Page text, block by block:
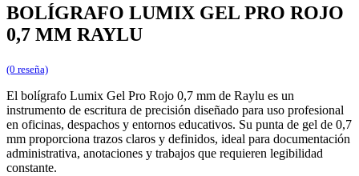
BOLÍGRAFO LUMIX GEL PRO ROJO
0,7 MM RAYLU
(0 reseña)
El bolígrafo Lumix Gel Pro Rojo 0,7 mm de Raylu es un
instrumento de escritura de precisión diseñado para uso profesional
en oficinas, despachos y entornos educativos. Su punta de gel de 0,7
mm proporciona trazos claros y definidos, ideal para documentación
administrativa, anotaciones y trabajos que requieren legibilidad
constante.